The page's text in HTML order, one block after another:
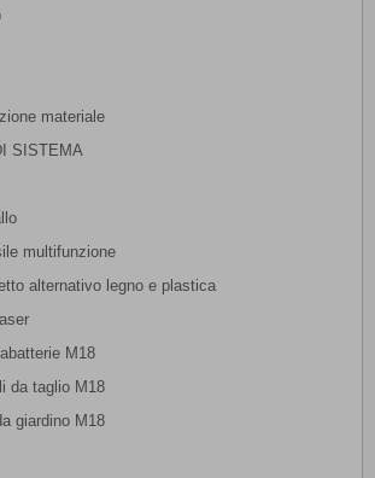
materiale
SISTEMA
multifunzione
alternativo legno e plastica
M18
da taglio M18
giardino M18